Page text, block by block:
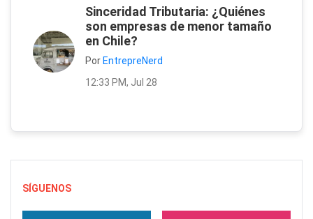
Sinceridad Tributaria: ¿Quiénes
son empresas de menor tamaño
en Chile?
Por EntrepreNerd
12:33 PM, Jul 28
SÍGUENOS